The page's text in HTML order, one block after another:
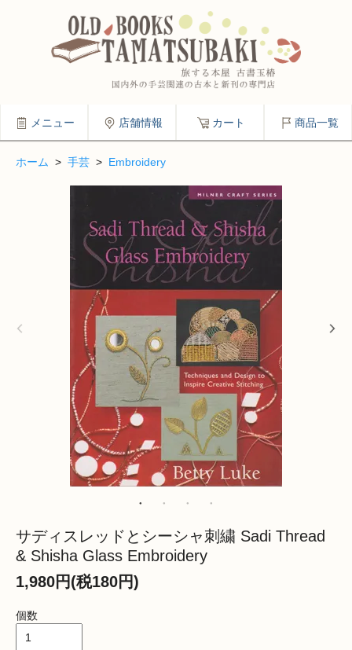
メニュー 店舗情報 カート 商品一覧
ホーム > 手芸 > Embroidery
サディスレッドとシーシャ刺繍 Sadi Thread
& Shisha Glass Embroidery
1,980円(税180円)
個数